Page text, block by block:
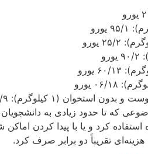
استخوان (۱ کیلوگرم): ۱۰/۹ یورو
که تا حدود زیادی به
کرد و یا با پیدا کردن
هزینه‌ای تقریباً دو برابر صرف کرد.